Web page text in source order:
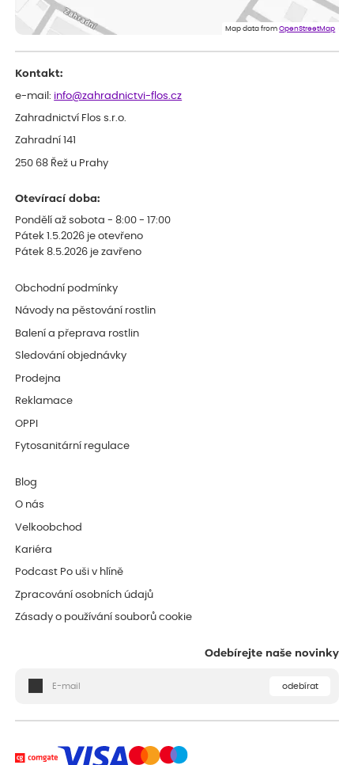
Eshop, objednání bylo v pořádku, žádný problém. Jen jsem byla
smutná z dodávky jedné kytky, která nebyla v nejlepší kondici a i
Map data fromOpenStreetMap
Kontakt:
e-mail: info@zahradnictvi-flos.cz
Zahradnictví Flos s.r.o.
Zahradní 141
250 68 Řež u Prahy
Otevírací doba:
Pondělí až sobota - 8:00 - 17:00
Pátek 1.5.2026 je otevřeno
Pátek 8.5.2026 je zavřeno
Obchodní podmínky
Návody na pěstování rostlin
Balení a přeprava rostlin
Sledování objednávky
Prodejna
Reklamace
OPPI
Fytosanitární regulace
Blog
O nás
Velkoobchod
Kariéra
Podcast Po uši v hlíně
Zpracování osobních údajů
Zásady o používání souborů cookie
Odebírejte naše novinky
odebírat